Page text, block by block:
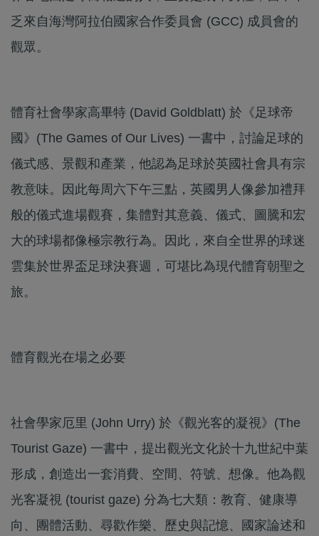
乏來自海灣阿拉伯國家合作委員會 (GCC) 成員會的
觀眾。
體育社會學家高畢特 (David Goldblatt) 於《足球帝
國》(The Games of Our Lives) 一書中，討論足球的
儀式感、景觀和產業，他認為足球於英國社會具有宗
教意味。因此每周六下午三點，英國男人像參加禮拜
般的儀式進場觀賽，集體對其意義、儀式、圖騰和宏
大的球場都像極宗教行為。因此，來自全世界的球迷
雲集於世界盃足球決賽週，可堪比為現代體育朝聖之
旅。
體育觀光在場之必要
社會學家厄里 (John Urry) 於《觀光客的凝視》(The
Tourist Gaze) 一書中，提出觀光文化於十九世紀中葉
形成，創造出一套消費、空間、符號、想像。他為觀
光客凝視 (tourist gaze) 分為七大類：教育、健康導
向、團體活動、尋歡作樂、歷史與記憶、國家論述和